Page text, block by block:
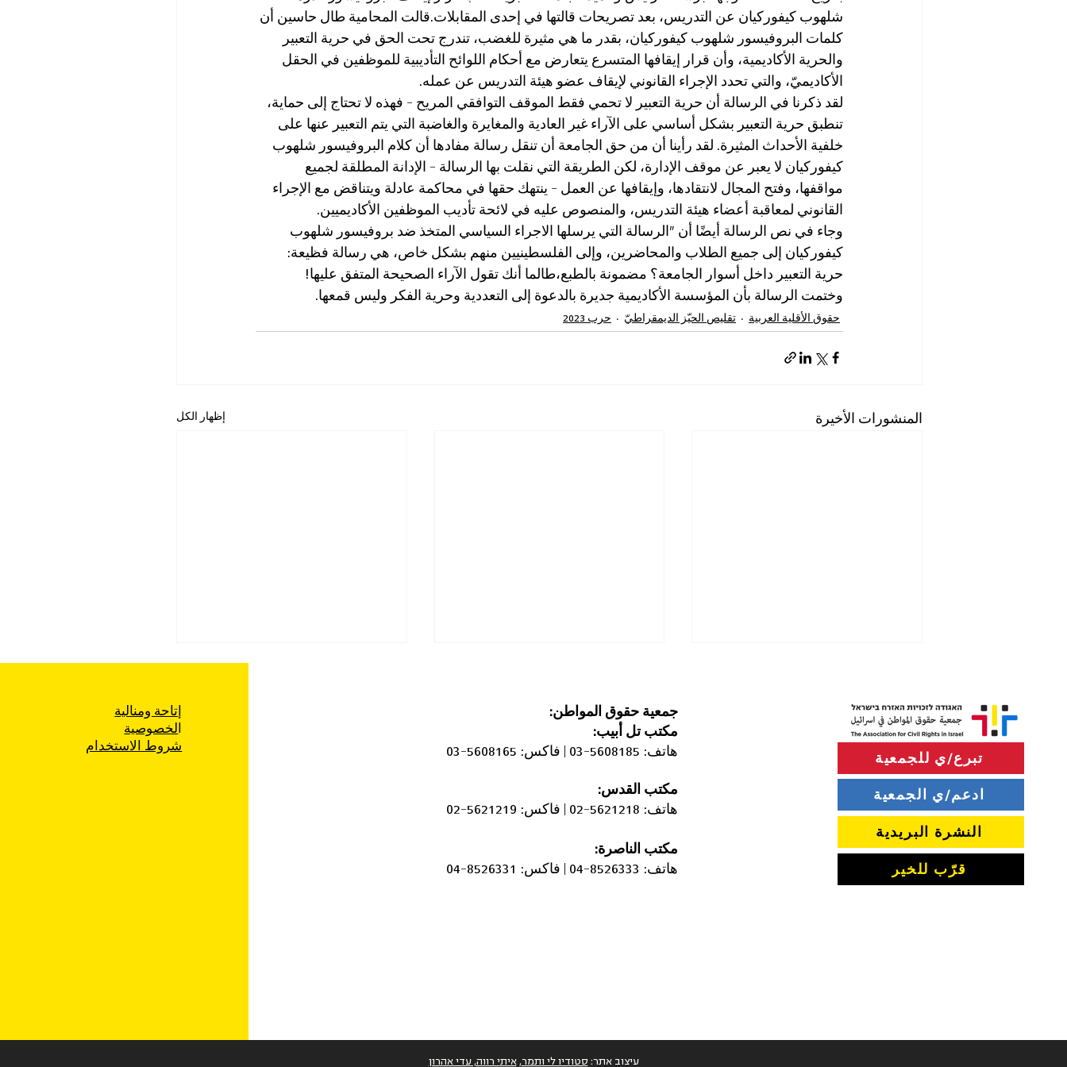
شلهوب كيفوركيان عن التدريس، بعد تصريحات قالتها في إحدى المقابلات.قالت المحامية طال حاسين أن
كلمات البروفيسور شلهوب كيفوركيان، بقدر ما هي مثيرة للغضب، تندرج تحت الحق في حرية التعبير
والحرية الأكاديمية، وأن قرار إيقافها المتسرع يتعارض مع أحكام اللوائح التأديبية للموظفين في الحقل
الأكاديميّ، والتي تحدد الإجراء القانوني لإيقاف عضو هيئة التدريس عن عمله.
لقد ذكرنا في الرسالة أن حرية التعبير لا تحمي فقط الموقف التوافقي المريح - فهذه لا تحتاج إلى حماية،
تنطبق حرية التعبير بشكل أساسي على الآراء غير العادية والمغايرة والغاضبة التي يتم التعبير عنها على
خلفية الأحداث المثيرة. لقد رأينا أن من حق الجامعة أن تنقل رسالة مفادها أن كلام البروفيسور شلهوب
كيفوركيان لا يعبر عن موقف الإدارة، لكن الطريقة التي نقلت بها الرسالة – ​​الإدانة المطلقة لجميع
مواقفها، وفتح المجال لانتقادها، وإيقافها عن العمل - ينتهك حقها في محاكمة عادلة ويتناقض مع الإجراء
القانوني لمعاقبة أعضاء هيئة التدريس، والمنصوص عليه في لائحة تأديب الموظفين الأكاديميين.
وجاء في نص الرسالة أيضًا أن "الرسالة التي يرسلها الاجراء السياسي المتخذ ضد بروفيسور شلهوب
كيفوركيان إلى جميع الطلاب والمحاضرين، وإلى الفلسطينيين منهم بشكل خاص، هي رسالة فظيعة:
حرية التعبير داخل أسوار الجامعة؟ مضمونة بالطبع،طالما أنك تقول الآراء الصحيحة المتفق عليها!
وختمت الرسالة بأن المؤسسة الأكاديمية جديرة بالدعوة إلى التعددية وحرية الفكر وليس قمعها.
حقوق الأقلية العربية تقليص الحيّز الديمقراطيّ حرب 2023
المنشورات الأخيرة إظهار الكل
سياسة إطلاق النار قرب "الخط
الأصفر" في قطاع غزة
الحواجز الإسمنتية التي أغلقت
أحياء عربية في مدينة اللد
إتاحة ومنالية
لخصوصية
شروط الاستخدام
جمعية حقوق المواطن:
مكتبتل أبيب:
هاتف: 5608185-03 |
فاكس: 5608165-03
مكتب القدس:
هاتف: 5621218-02 |
فاكس: 5621219-02
مكتب الناصرة:
هاتف: 8526333-04 |
فاكس: 8526331-04
تبرع/ي للجمعية
ادعم/ي الجمعية
النشرة البريدية
قرّب للخير
עיצוב אתר: סטודיו לי ותמר,איתי רווה, עדי אהרון